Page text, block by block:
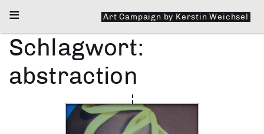
≡ Art Campaign by Kerstin Weichsel
Schlagwort:
abstraction